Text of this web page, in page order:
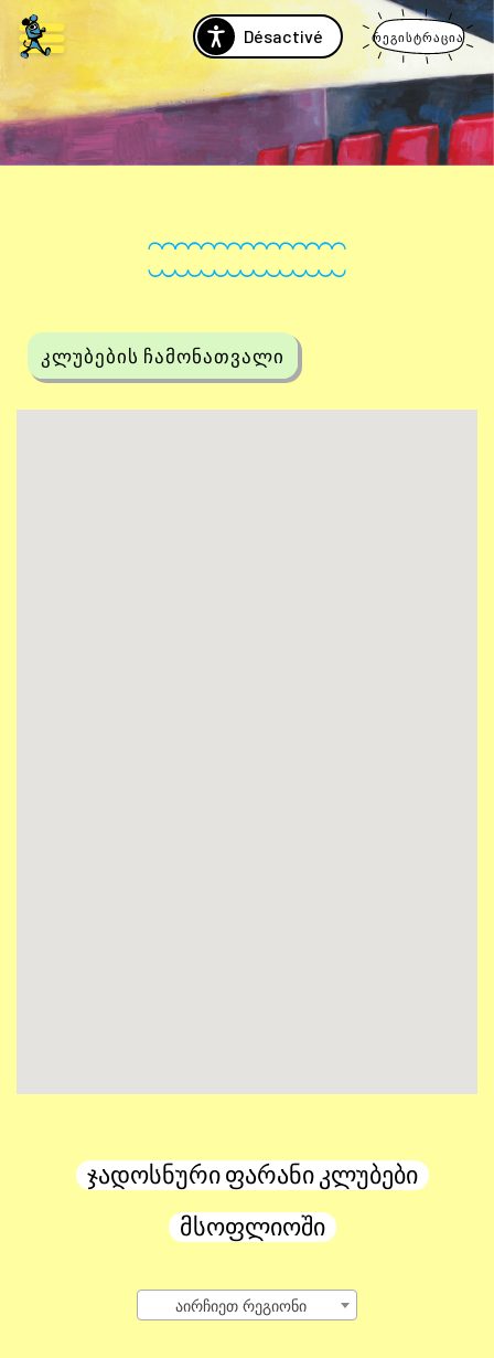
Désactivé რეგისტრაცია
კლუბების ჩამონათვალი
ჯადოსნური ფარანი კლუბები
მსოფლიოში
აირჩიეთ რეგიონი